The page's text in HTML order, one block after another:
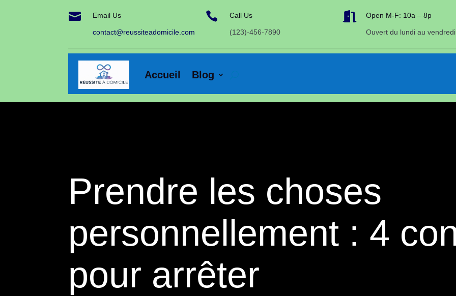
 Email Us
contact@reussiteadomicile.com
 Call Us
(123)-456-7890
 Open M-F: 10a – 8p
Ouvert du lundi au vendredi
Accueil Blog
Prendre les choses
personnellement : 4
pour arrêter